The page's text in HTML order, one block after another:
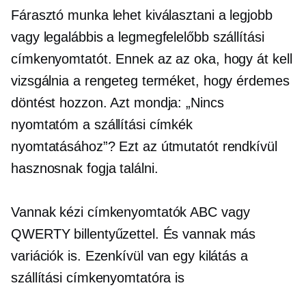
Fárasztó munka lehet kiválasztani a legjobb
vagy legalábbis a legmegfelelőbb szállítási
címkenyomtatót. Ennek az az oka, hogy át kell
vizsgálnia a rengeteg terméket, hogy érdemes
döntést hozzon. Azt mondja: „Nincs
nyomtatóm a szállítási címkék
nyomtatásához”? Ezt az útmutatót rendkívül
hasznosnak fogja találni.
Vannak kézi címkenyomtatók ABC vagy
QWERTY billentyűzettel. És vannak más
variációk is. Ezenkívül van egy kilátás a
szállítási címkenyomtatóra is